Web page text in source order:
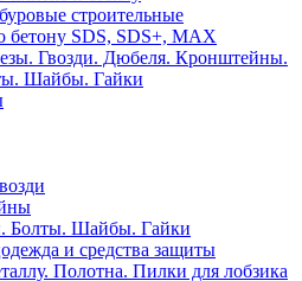
строительные
бетону SDS, SDS+, MAX
Гвозди. Дюбеля. Кронштейны.
Шайбы. Гайки
Болты. Шайбы. Гайки
и средства защиты
Полотна. Пилки для лобзика